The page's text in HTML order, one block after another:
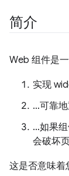
简介
Web 组件是
实现
…可靠
…如果
会破坏页
这是否意味着